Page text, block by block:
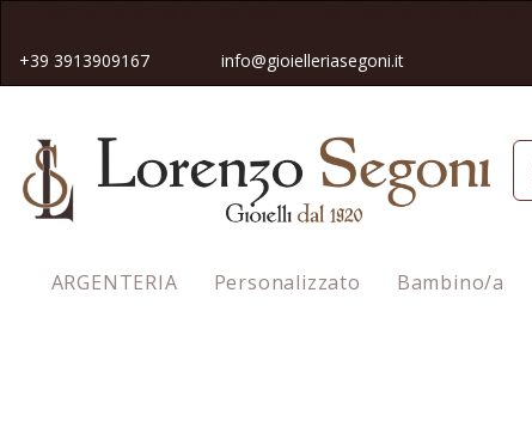
+39 3913909167 info@gioielleriasegoni.it
ARGENTERIA Personalizzato Bambino/a